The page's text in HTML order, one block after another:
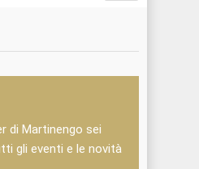
di Martinengo sei
gli eventi e le novità